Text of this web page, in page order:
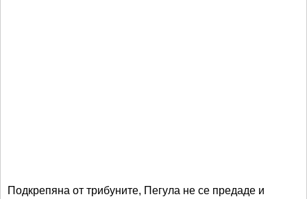
Подкрепяна от трибуните, Пегула не се предаде и